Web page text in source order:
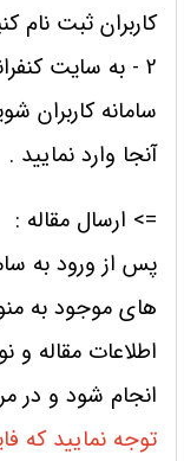
کاربران ثبت نام
2 - به سایت
سامانه کاربران
آنجا وارد نمایید .
=> ارسال مقاله :
پس از ورود به
های موجود به
اطلاعات مقاله و
انجام شود و در
توجه نمایید که